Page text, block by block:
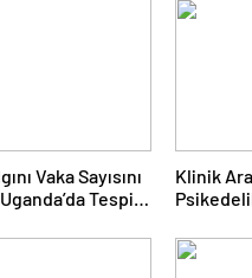
Vaka Sayısını
Tespit
Klinik